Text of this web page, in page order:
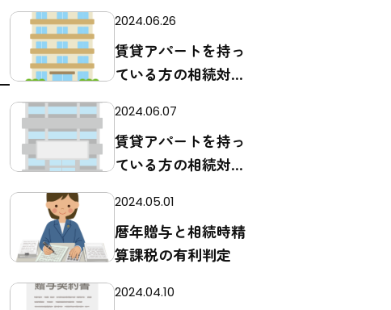
2024.06.26
賃貸アパートを持っ
ている方の相続対策
て vol.2
2024.06.07
賃貸アパートを持っ
ている方の相続対策
て vol.1
2024.05.01
暦年贈与と相続時精
算課税の有利判定
2024.04.10